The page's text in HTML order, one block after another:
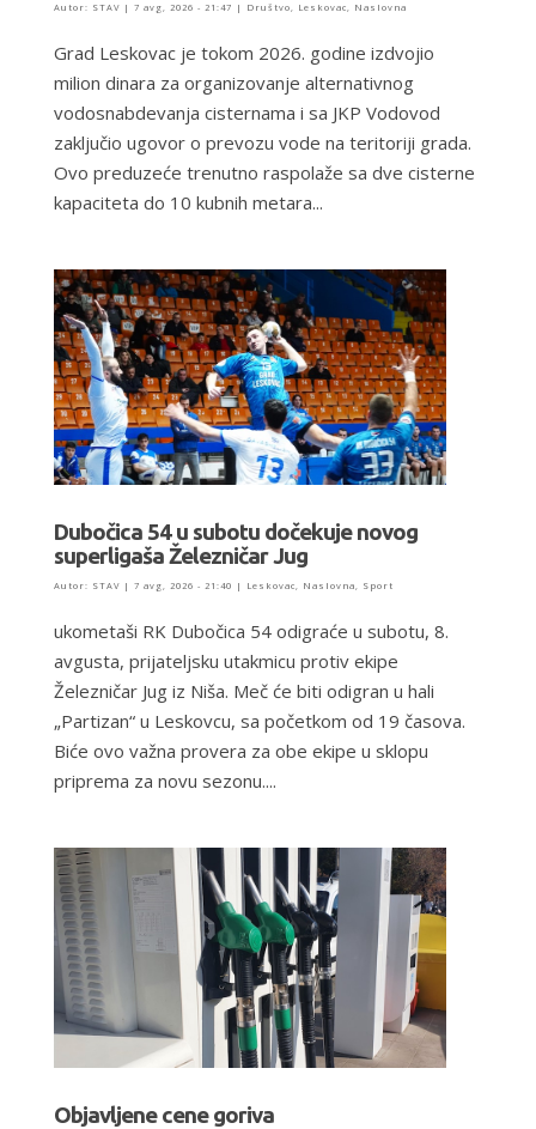
Autor: STAV| 7 avg, 2026 - 21:47 | Društvo, Leskovac, Naslovna
Grad Leskovac je tokom 2026. godine izdvojio
milion dinara za organizovanje alternativnog
vodosnabdevanja cisternama i sa JKP Vodovod
zaključio ugovor o prevozu vode na teritoriji grada.
Ovo preduzeće trenutno raspolaže sa dve cisterne
kapaciteta do 10 kubnih metara...
Dubočica 54 u subotu dočekuje novog
superligaša Železničar Jug
Autor: STAV| 7 avg, 2026 - 21:40 | Leskovac Naslovna Sport
ukometaši RK Dubočica 54 odigraće u subotu, 8.
avgusta, prijateljsku utakmicu protiv ekipe
Železničar Jug iz Niša. Meč će biti odigran u hali
„Partizan“ u Leskovcu, sa početkom od 19 časova.
Biće ovo važna provera za obe ekipe u sklopu
priprema za novu sezonu....
Objavljene cene goriva